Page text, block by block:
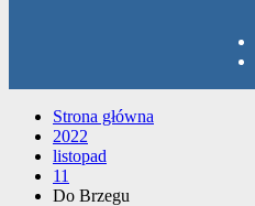
Strona główna
2022
listopad
11
Do Brzegu